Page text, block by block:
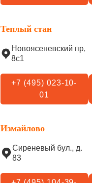
Теплый стан
Новоясеневский пр,
8с1
+7 (495) 023-10-
01
Измайлово
Сиреневый бул., д.
83